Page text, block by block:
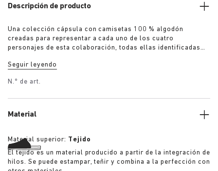
Descripción de producto
Una colección cápsula con camisetas 100 % algodón
creadas para representar a cada uno de los cuatro
personajes de esta colaboración, todas ellas identificadas
calzado: «The Gardener»: camiseta con flores de ganchillo
desgastada en color blanco con un refinado efecto lavado
Seguir leyendo
N.º de art.
Material
Material superior: Tejido
El tejido es un material producido a partir de la integración de
hilos. Se puede estampar, teñir y combina a la perfección con